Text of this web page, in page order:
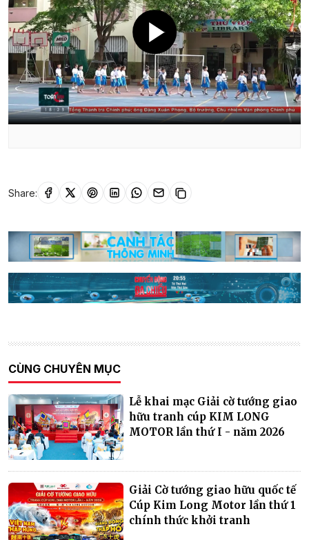
Share:
CÙNG CHUYÊN MỤC
Lễ khai mạc Giải cờ tướng giao
hữu tranh cúp KIM LONG
MOTOR lần thứ I - năm 2026
Giải Cờ tướng giao hữu quốc tế
Cúp Kim Long Motor lần thứ 1
chính thức khởi tranh